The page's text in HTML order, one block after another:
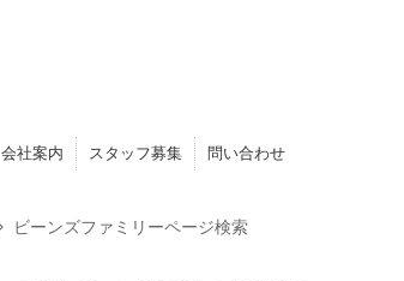
会社案内 スタッフ募集 問い合わせ
ビーンズファミリーページ検索